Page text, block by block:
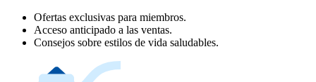
Ofertas exclusivas para miembros.
Acceso anticipado a las ventas.
Consejos sobre estilos de vida saludables.